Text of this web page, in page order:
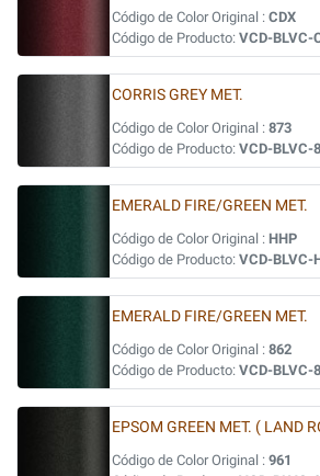
Código de Color Original : CDX
Código de Producto: VCD-BLVC-
CORRIS GREY MET.
Código de Color Original : 873
Código de Producto: VCD-BLVC-
EMERALD FIRE/GREEN MET.
Código de Color Original : HHP
Código de Producto: VCD-BLVC-
EMERALD FIRE/GREEN MET.
Código de Color Original : 862
Código de Producto: VCD-BLVC-
EPSOM GREEN MET. ( LAND
Código de Color Original : 961